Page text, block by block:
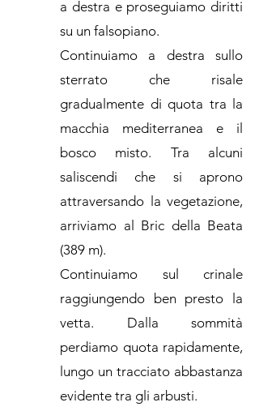
a destra e proseguiamo diritti
su un falsopiano.
Continuiamo a destra sullo
sterrato che risale
gradualmente di quota tra la
macchia mediterranea e il
bosco misto. Tra alcuni
saliscendi che si aprono
attraversando la vegetazione,
arriviamo al Bric della Beata
(389 m).
Continuiamo sul crinale
raggiungendo ben presto la
vetta. Dalla sommità
perdiamo quota rapidamente,
lungo un tracciato abbastanza
evidente tra gli arbusti.